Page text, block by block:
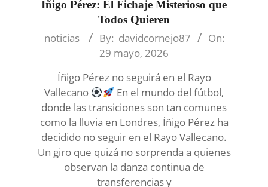
Íñigo Pérez: El Fichaje Misterioso que
Todos Quieren
2026-
noticias By: davidcornejo87
On:
29 mayo, 2026
Íñigo Pérez no seguirá en el Rayo
Vallecano
En el mundo del fútbol,
donde las transiciones son tan comunes
como la lluvia en Londres, Íñigo Pérez ha
decidido no seguir en el Rayo Vallecano.
Un giro que quizá no sorprenda a quienes
observan la danza continua de
transferencias y